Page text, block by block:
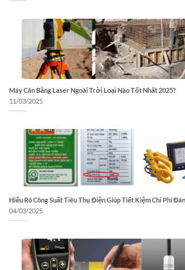
Máy Cân Bằng Laser Ngoài Trời Loại Nào Tốt Nhất 2025?
11/03/2025
Hiểu Rõ Công Suất Tiêu Thụ Điện Giúp Tiết Kiệm Chi Phí
04/03/2025